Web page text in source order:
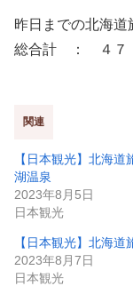
昨日までの北海
総合計 ： ４７
関連
【日本観光】北海道
湖温泉
2023年8月5日
日本観光
【日本観光】北海道
2023年8月7日
日本観光